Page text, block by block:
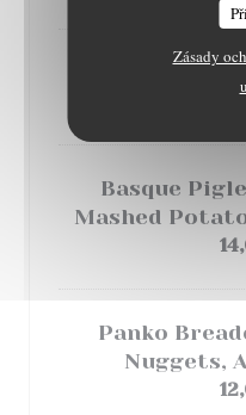
Zásady
Celery
Basque
Mashed
Panko
Nuggets,